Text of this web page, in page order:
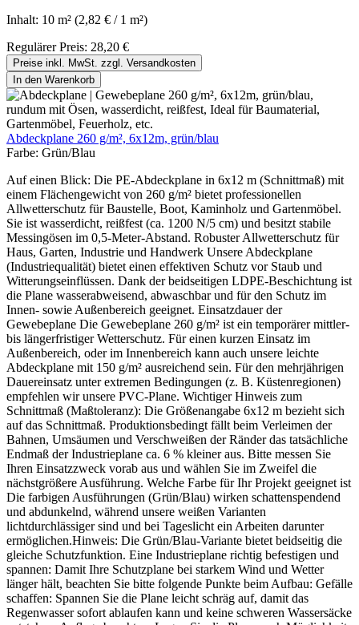
Inhalt: 10 m² (2,82 € / 1 m²)
Regulärer Preis: 28,20 €
Preise inkl. MwSt. zzgl. Versandkosten
In den Warenkorb
Abdeckplane 260 g/m², 6x12m, grün/blau
Farbe: Grün/Blau
Auf einen Blick: Die PE-Abdeckplane in 6x12 m (Schnittmaß) mit
einem Flächengewicht von 260 g/m² bietet professionellen
Allwetterschutz für Baustelle, Boot, Kaminholz und Gartenmöbel.
Sie ist wasserdicht, reißfest (ca. 1200 N/5 cm) und besitzt stabile
Messingösen im 0,5-Meter-Abstand. Robuster Allwetterschutz für
Haus, Garten, Industrie und Handwerk Unsere Abdeckplane
(Industriequalität) bietet einen effektiven Schutz vor Staub und
Witterungseinflüssen. Dank der beidseitigen LDPE-Beschichtung ist
die Plane wasserabweisend, abwaschbar und für den Schutz im
Innen- sowie Außenbereich geeignet. Einsatzdauer der
Gewebeplane Die Gewebeplane 260 g/m² ist ein temporärer mittler-
bis längerfristiger Wetterschutz. Für einen kurzen Einsatz im
Außenbereich, oder im Innenbereich kann auch unsere leichte
Abdeckplane mit 150 g/m² ausreichend sein. Für den mehrjährigen
Dauereinsatz unter extremen Bedingungen (z. B. Küstenregionen)
empfehlen wir unsere PVC-Plane. Wichtiger Hinweis zum
Schnittmaß (Maßtoleranz): Die Größenangabe 6x12 m bezieht sich
auf das Schnittmaß. Produktionsbedingt fällt beim Verleimen der
Bahnen, Umsäumen und Verschweißen der Ränder das tatsächliche
Endmaß der Industrieplane ca. 6 % kleiner aus. Bitte messen Sie
Ihren Einsatzzweck vorab aus und wählen Sie im Zweifel die
nächstgrößere Ausführung. Welche Farbe für Ihr Projekt geeignet ist
Die farbigen Ausführungen (Grün/Blau) wirken schattenspendend
und abdunkelnd, während unsere weißen Varianten
lichtdurchlässiger sind und bei Tageslicht ein Arbeiten darunter
ermöglichen.Hinweis: Die Grün/Blau-Variante bietet beidseitig die
gleiche Schutzfunktion. Eine Industrieplane richtig befestigen und
spannen: Damit Ihre Schutzplane bei starkem Wind und Wetter
länger hält, beachten Sie bitte folgende Punkte beim Aufbau: Gefälle
schaffen: Spannen Sie die Plane leicht schräg auf, damit das
Regenwasser sofort ablaufen kann und keine schweren Wassersäcke